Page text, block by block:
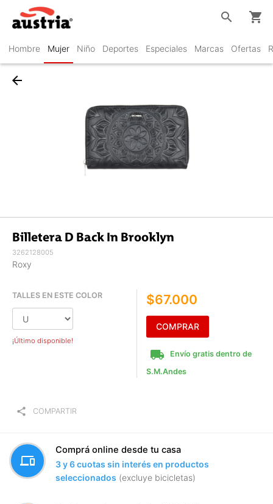
Hombre Mujer Niño Deportes Especiales Marcas Ofertas
search shopping_cart
arrow_back
Billetera D Back In Brooklyn
3262128005
Roxy
TALLES EN ESTE COLOR
¡Último disponible!
$67.000
COMPRAR
local_shipping
Envío gratis dentro de
S.M.Andes
share COMPARTIR
devices
Comprá online desde tu casa
3 y 6 cuotas sin interés en productos
seleccionados (excluye bicicletas)